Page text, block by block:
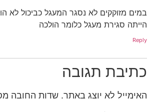
במים מזוקקים לא נסגר המעגל כביכול לא
הייתה סגירת מעגל כלומר הולכה
Reply
כתיבת תגובה
האימייל לא יוצג באתר. שדות החובה